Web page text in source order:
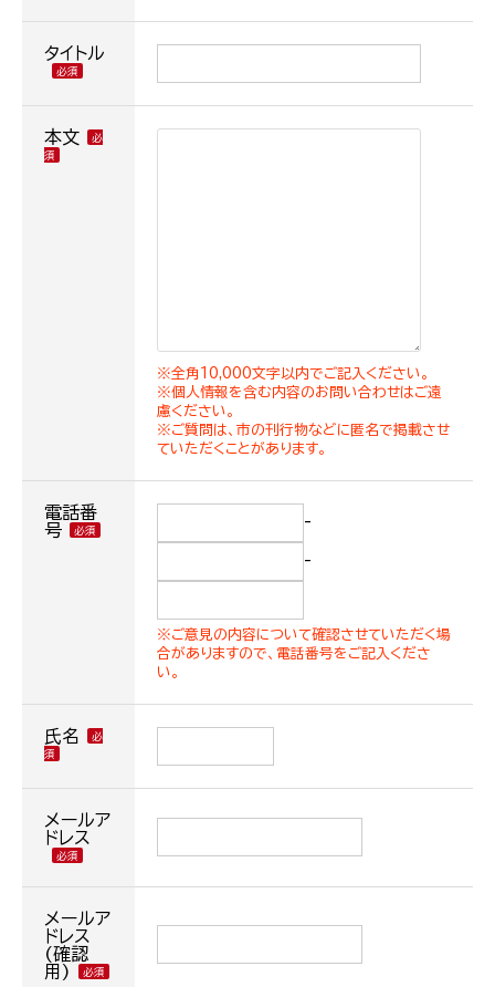
タイトル
本文
※全角10,000文字以内でご記入ください。
※個人情報を含む内容のお問い合わせはご遠
慮ください。
※ご質問は、市の刊行物などに匿名で掲載させ
ていただくことがあります。
電話番
号
-
-
※ご意見の内容について確認させていただく場
合がありますので、電話番号をご記入くださ
い。
氏名
メールア
ドレス
メールア
ドレス
(確認
用)